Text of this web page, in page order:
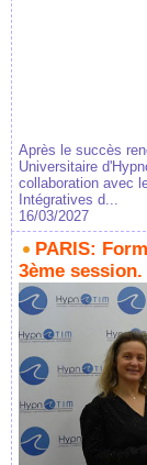
Après le succès
Universitaire
collaboration avec
Intégratives d...
16/03/2027
PARIS:
3ème session.